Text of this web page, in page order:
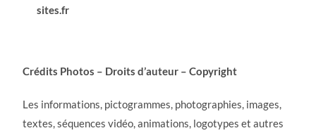
sites.fr
Crédits Photos – Droits d’auteur – Copyright
Les informations, pictogrammes, photographies, images,
textes, séquences vidéo, animations, logotypes et autres